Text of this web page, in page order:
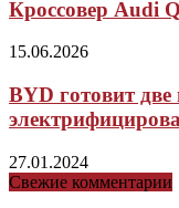
Кроссовер Audi
15.06.2026
BYD готовит две
27.01.2024
Свежие комментарии